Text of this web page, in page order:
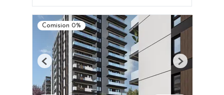
Comision 0%
Previous Next